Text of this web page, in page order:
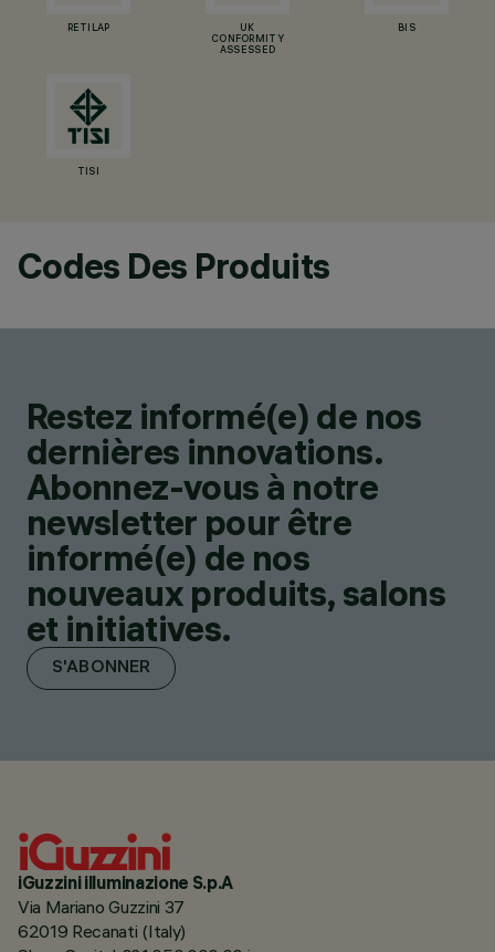
RETILAP
UK
CONFORMITY
ASSESSED
BIS
TISI
Codes Des Produits
Restez informé(e) de nos
dernières innovations.
Abonnez-vous à notre
newsletter pour être
informé(e) de nos
nouveaux produits, salons
et initiatives.
S'ABONNER
iGuzzini illuminazione S.p.A
Via Mariano Guzzini 37
62019 Recanati (Italy)